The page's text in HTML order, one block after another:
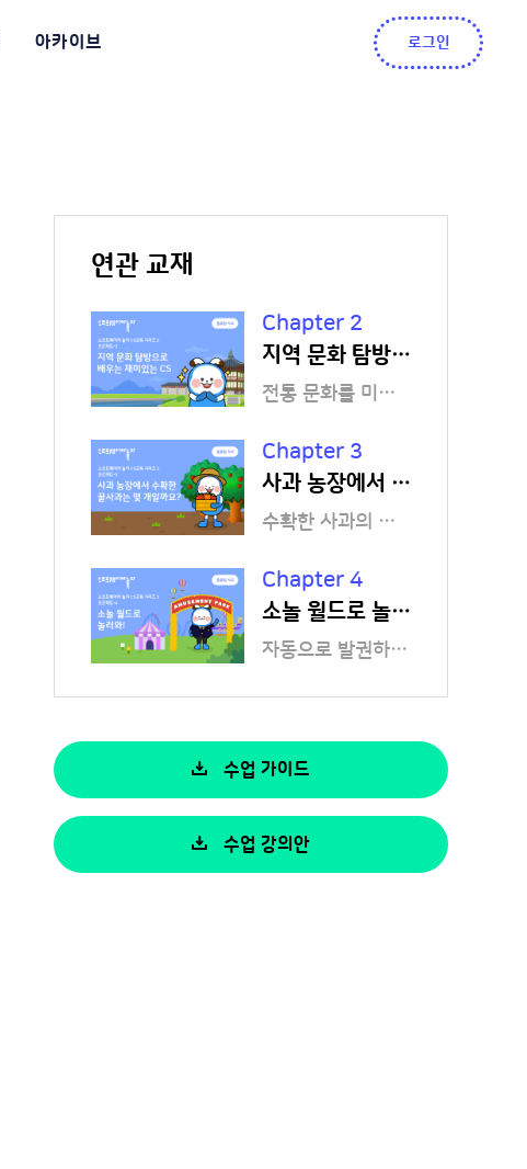
아카이브 로그인
연관 교재
Chapter 2
지역 문화 탐방으로 배우는 재미있는 CS
전통 문화를 미디어 아트로 표현하며 반복 구조를 익혀볼까요?
Chapter 3
사과 농장에서 수확한 꿀사과는 몇 개일까요?
수확한 사과의 개수를 탐색하는 방법을 알아볼까요?
Chapter 4
소놀 월드로 놀러와!
자동으로 발권하는 키오스크 프로그램을 만들어 볼까요?
수업 가이드
수업 강의안